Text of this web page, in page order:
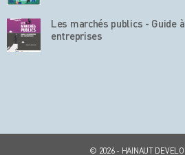
Les marchés publics - Guide
entreprises
© 2026 - HAINAUT